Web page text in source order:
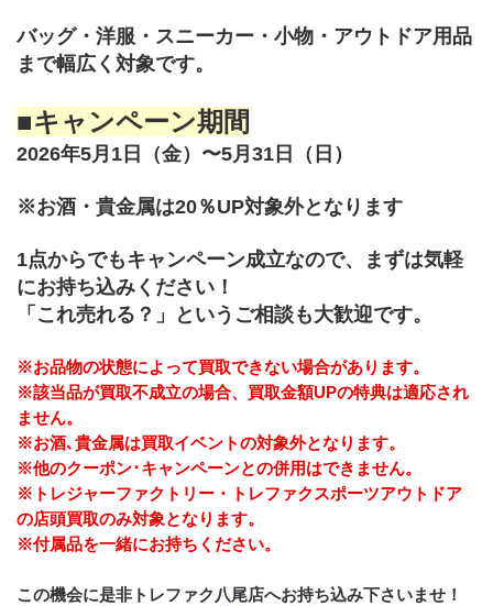
バッグ・洋服・スニーカー・小物・アウトドア用品
まで幅広く対象です。
■キャンペーン期間
2026年5月1日（金）〜5月31日（日）
※お酒・貴金属は20％UP対象外となります
1点からでもキャンペーン成立なので、まずは気軽
にお持ち込みください！
「これ売れる？」というご相談も大歓迎です。
※お品物の状態によって買取できない場合があります。
※該当品が買取不成立の場合、買取金額UPの特典は適応され
ません。
※お酒､貴金属は買取イベントの対象外となります。
※他のクーポン･キャンペーンとの併用はできません。
※トレジャーファクトリー・トレファクスポーツアウトドア
の店頭買取のみ対象となります。
※付属品を一緒にお持ちください。
この機会に是非トレファク八尾店へお持ち込み下さいませ！